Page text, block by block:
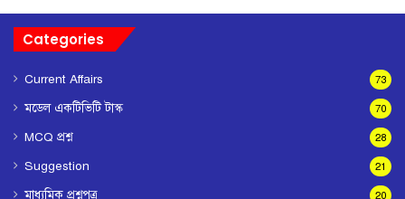
Categories
Current Affairs 73
মডেল একটিভিটি টাস্ক 70
MCQ প্রশ্ন 28
Suggestion 21
মাধ্যমিক প্রশ্নপত্র 20